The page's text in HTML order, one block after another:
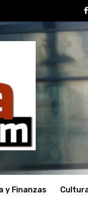
y Finanzas